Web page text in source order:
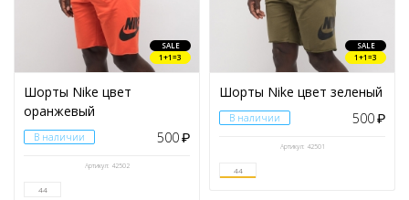
SALE
1+1=3
Шорты Nike цвет
оранжевый
В наличии 500₽
Артикул: 42502
44
SALE
1+1=3
Шорты Nike цвет зеленый
В наличии 500₽
Артикул: 42501
44